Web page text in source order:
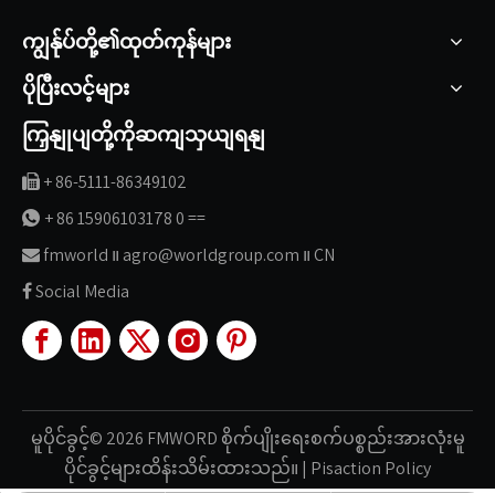
ကျွန်ုပ်တို့၏ထုတ်ကုန်များ
ပိုပြီးလင့်များ
ကြှနျုပျတို့ကိုဆကျသှယျရနျ
 + 86-5111-86349102
 + 86 15906103178 0 ==
fmworld ။ agro@worldgroup.com ။ CN
Social Media
မူပိုင်ခွင့်© 2026 FMWORD စိုက်ပျိုးရေးစက်ပစ္စည်းအားလုံးမူ
ပိုင်ခွင့်များထိန်းသိမ်းထားသည်။ | Pisaction Policy